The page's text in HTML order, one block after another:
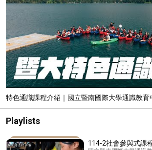
特色通識課程介紹｜國立暨南國際大學通識教育
Playlists
114-2社會參與式課